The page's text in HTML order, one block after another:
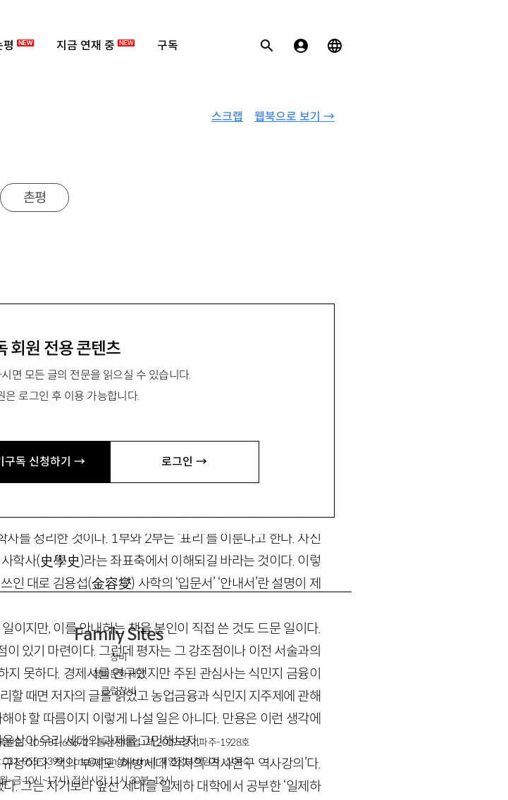
NEW 지금 연재 중 NEW 구독
웹북으로 보기 →
스크랩
회원 전용 콘텐츠
시면 모든 글의 전문을 읽으실 수 있습니다.
은 로그인 후 이용 가능합니다.
구독 신청하기 → 로그인 →
촌평
역사학자의 우공이산
관한 보고서이고,2부는1960년대 문화학술운동의 일환으로
사를 정리한 것이다. 1부와 2부는 ‘표리’를 이룬다고 한다. 자신
학사(史學史)라는 좌표축에서 이해되길 바라는 것이다. 이렇
인 대로 김용섭(金容燮) 사학의 ‘입문서’ ‘안내서’란 설명이 제
이지만, 이를 안내하는 책을 본인이 직접 쓴 것도 드문 일이다.
있기 마련이다. 그런데 평자는 그 강조점이나 이전 서술과의
못하다. 경제사를 연구했지만 주된 관심사는 식민지 금융이
할 때면 저자의 글을 읽었고 농업금융과 식민지 지주제에 관해
야 할 따름이지 이렇게 나설 일은 아니다. 만용은 이런 생각에
삼아 우리 세대의 과제를 고민해보자.
정이다. 책의 부제도 ‘해방세대 학자의 역사연구 역사강의’다.
. 그는 자기보다 앞선 세대를 일제하 대학에서 공부한 ‘일제하
Family Sites
창비
창비문화재단
클럽창비
번호 : 105-81-63672ㅣ통신판매업 : 제 2009-경기파주-1928호
031-955-3399 ㅣcnc@changbi.comㅣ개인정보책임자 : 신문수
~금 10시~17시), 점심시간 11시 30분~13시